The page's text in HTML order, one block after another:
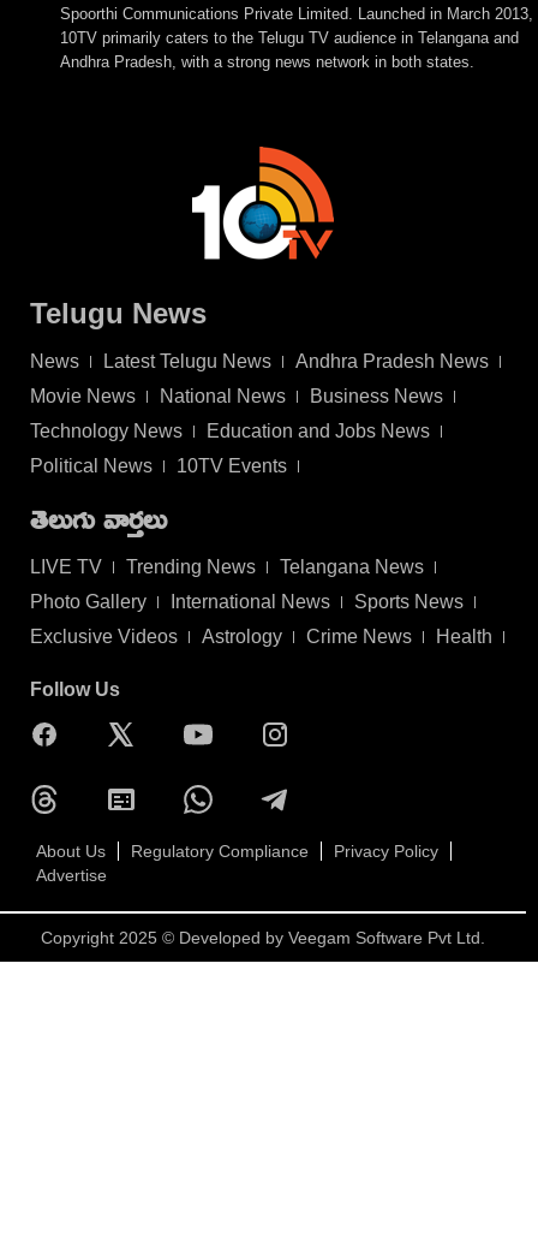
Spoorthi Communications Private Limited. Launched in March 2013,
10TV primarily caters to the Telugu TV audience in Telangana and
Andhra Pradesh, with a strong news network in both states.
Telugu News
News Latest Telugu News
Andhra Pradesh News
Movie News
National News
Business News
Technology News
Education and Jobs News
Political News
10TV Events
తెలుగు వార్తలు
LIVE TV Trending News
Telangana News
Photo Gallery
International News
Sports News
Exclusive Videos
Astrology Crime News Health
Follow Us
About Us Regulatory Compliance
Privacy Policy
Advertise
Copyright 2025 © Developed by Veegam Software Pvt Ltd.